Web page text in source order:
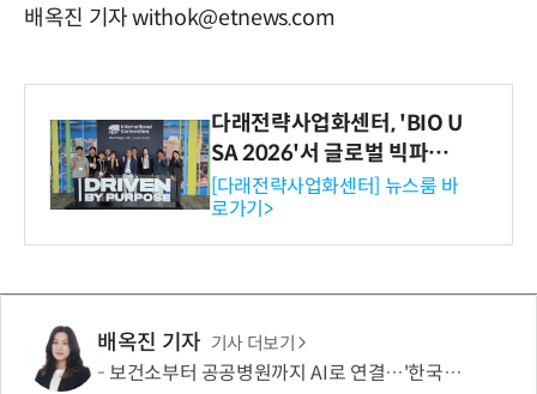
배옥진 기자 withok@etnews.com
다래전략사업화센터, 'BIO U
SA 2026'서 글로벌 빅파마
와의 비즈니스 미팅 지원…K
-바이오 해외 진출 교두보 확
보
[다래전략사업화센터] 뉴스룸 바
로가기>
배옥진 기자 기사 더보기
보건소부터 공공병원까지 AI로 연결…'한국형 소버린 의료AI'도 개발